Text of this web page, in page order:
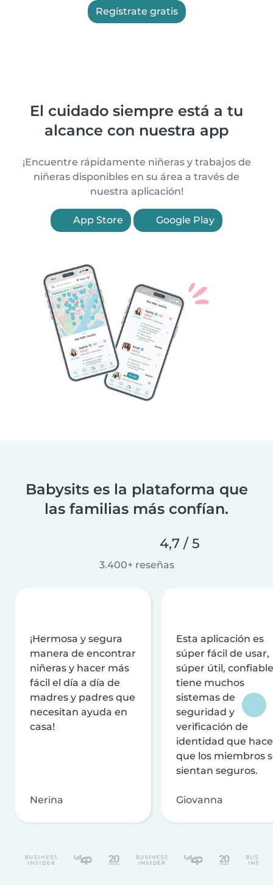
Regístrate gratis
El cuidado siempre está a tu
alcance con nuestra app
¡Encuentre rápidamente niñeras y trabajos de
niñeras disponibles en su área a través de
nuestra aplicación!
App Store Google Play
Babysits es la plataforma que
las familias más confían.
4,7 / 5
3.400+ reseñas
¡Hermosa y segura
manera de encontrar
niñeras y hacer más
fácil el día a día de
madres y padres que
necesitan ayuda en
casa!
Nerina
Esta aplicación es
súper fácil de usar,
súper útil,
tiene muchos
sistemas de
seguridad y
verificación de
identidad que
que los miembros
sientan seguros.
Giovanna